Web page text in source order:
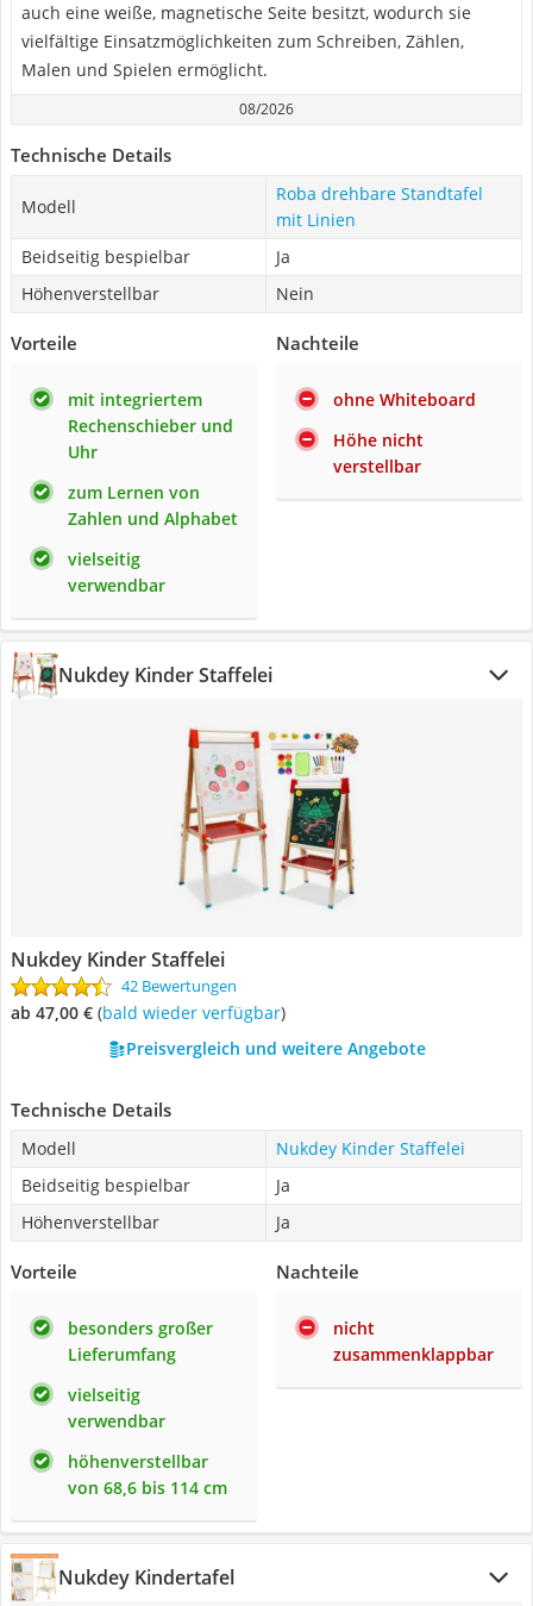
auch eine weiße, magnetische Seite besitzt, wodurch sie
vielfältige Einsatzmöglichkeiten zum Schreiben, Zählen,
Malen und Spielen ermöglicht.
08/2026
Technische Details
Modell
Roba drehbare Standtafel
mit Linien
Beidseitig bespielbar
Ja
Höhenverstellbar
Nein
Vorteile
mit integriertem
Rechenschieber und
Uhr
zum Lernen von
Zahlen und Alphabet
vielseitig
verwendbar
Nachteile
ohne Whiteboard
Höhe nicht
verstellbar
Nukdey Kinder Staffelei
Nukdey Kinder Staffelei
42 Bewertungen
ab 47,00 € ( Bald wieder verfügbar)
Preisvergleich und weitere Angebote
Technische Details
Modell
Nukdey Kinder Staffelei
Beidseitig bespielbar
Ja
Höhenverstellbar
Ja
Vorteile
besonders großer
Lieferumfang
vielseitig
verwendbar
höhenverstellbar
von 68,6 bis 114 cm
Nachteile
nicht
zusammenklappbar
Nukdey Kindertafel